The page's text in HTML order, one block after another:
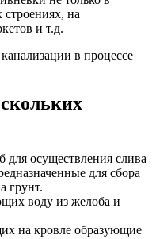
на
и т.д.
осуществления слива
для сбора
грунт.
воду из желоба и
на кровле образующие